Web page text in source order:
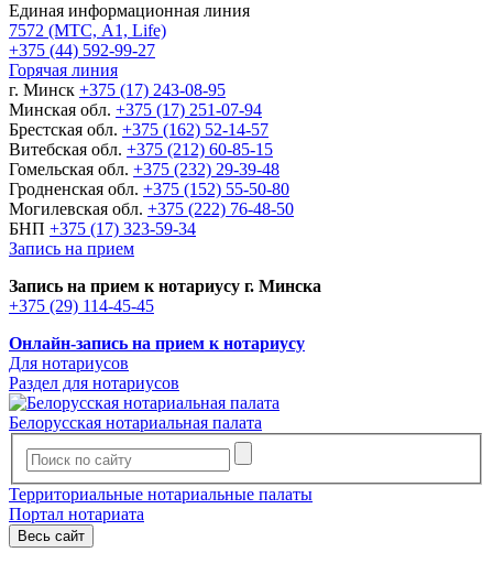
Единая информационная линия
7572 (МТС, A1, Life)
+375 (44) 592-99-27
Горячая линия
г. Минск +375 (17) 243-08-95
Минская обл. +375 (17) 251-07-94
Брестская обл. +375 (162) 52-14-57
Витебская обл. +375 (212) 60-85-15
Гомельская обл. +375 (232) 29-39-48
Гродненская обл. +375 (152) 55-50-80
Могилевская обл. +375 (222) 76-48-50
БНП +375 (17) 323-59-34
Запись на прием
Запись на прием к нотариусу г. Минска
+375 (29) 114-45-45
Онлайн-запись на прием к нотариусу
Для нотариусов
Раздел для нотариусов
Белорусская нотариальная палата
Территориальные нотариальные палаты
Портал нотариата
Весь сайт